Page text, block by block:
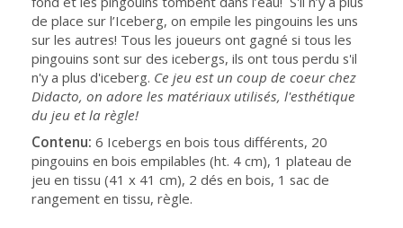
de place sur l’Iceberg, on empile les pingouins les uns
sur les autres! Tous les joueurs ont gagné si tous les
pingouins sont sur des icebergs, ils ont tous perdu s'il
n'y a plus d'iceberg. Ce jeu est un coup de coeur chez
Didacto, on adore les matériaux utilisés, l'esthétique
du jeu et la règle!
Contenu: 6 Icebergs en bois tous différents, 20
pingouins en bois empilables (ht. 4 cm), 1 plateau de
jeu en tissu (41 x 41 cm), 2 dés en bois, 1 sac de
rangement en tissu, règle.